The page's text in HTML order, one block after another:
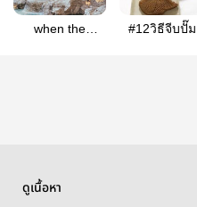
when the
#12วิธีจีบปั๊ม [
ดูเนื้อหา